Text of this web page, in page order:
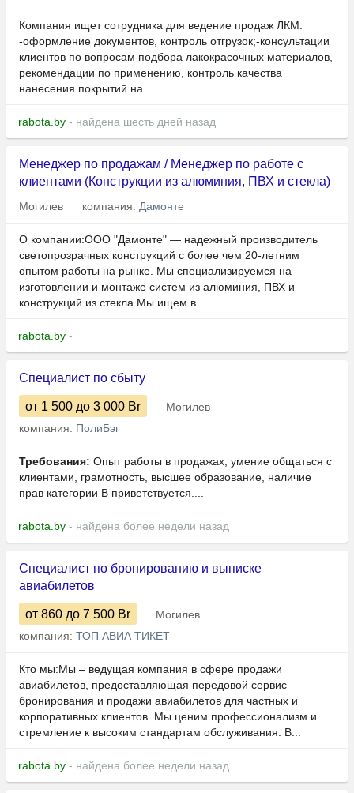
Компания ищет сотрудника для ведение продаж ЛКМ:
-оформление документов, контроль отгрузок;-консультации
клиентов по вопросам подбора лакокрасочных материалов,
рекомендации по применению, контроль качества
нанесения покрытий на...
rabota.by - найдена шесть дней назад
Менеджер по продажам / Менеджер по работе с
клиентами (Конструкции из алюминия, ПВХ и стекла)
Могилев компания: Дамонте
О компании:ООО "Дамонте" — надежный производитель
светопрозрачных конструкций с более чем 20-летним
опытом работы на рынке. Мы специализируемся на
изготовлении и монтаже систем из алюминия, ПВХ и
конструкций из стекла.Мы ищем в...
rabota.by -
Специалист по сбыту
от 1 500 до 3 000 Br
Могилев
компания: ПолиБэг
Требования: Опыт работы в продажах, умение общаться с
клиентами, грамотность, высшее образование, наличие
прав категории B приветствуется....
rabota.by - найдена более недели назад
Специалист по бронированию и выписке
авиабилетов
от 860 до 7 500 Br
Могилев
компания: ТОП АВИА ТИКЕТ
Кто мы:Мы – ведущая компания в сфере продажи
авиабилетов, предоставляющая передовой сервис
бронирования и продажи авиабилетов для частных и
корпоративных клиентов. Мы ценим профессионализм и
стремление к высоким стандартам обслуживания. В...
rabota.by - найдена более недели назад